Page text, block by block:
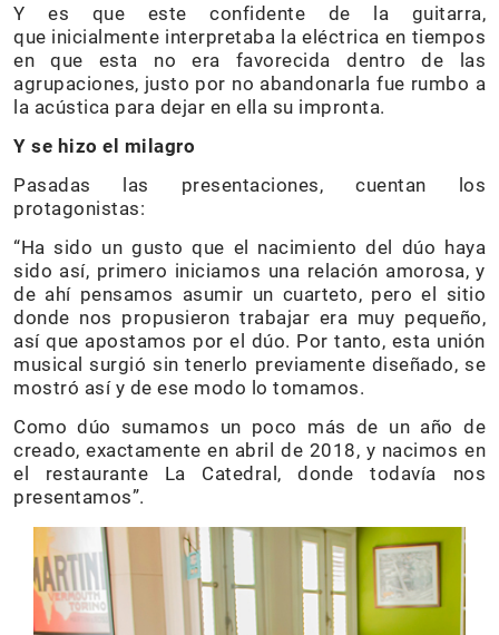
Y es que este confidente de la guitarra,
que inicialmente interpretaba la eléctrica en tiempos
en que esta no era favorecida dentro de las
agrupaciones, justo por no abandonarla fue rumbo a
la acústica para dejar en ella su impronta.
Y se hizo el milagro
Pasadas las presentaciones, cuentan los
protagonistas:
“Ha sido un gusto que el nacimiento del dúo haya
sido así, primero iniciamos una relación amorosa, y
de ahí pensamos asumir un cuarteto, pero el sitio
donde nos propusieron trabajar era muy pequeño,
así que apostamos por el dúo. Por tanto, esta unión
musical surgió sin tenerlo previamente diseñado, se
mostró así y de ese modo lo tomamos.
Como dúo sumamos un poco más de un año de
creado, exactamente en abril de 2018, y nacimos en
el restaurante La Catedral, donde todavía nos
presentamos”.